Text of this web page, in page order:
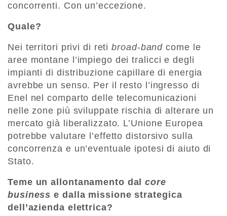
concorrenti. Con un’eccezione.
Quale?
Nei territori privi di retibroad-band come le
aree montane l’impiego dei tralicci e degli
impianti di distribuzione capillare di energia
avrebbe un senso. Per il resto l’ingresso di
Enel nel comparto delle telecomunicazioni
nelle zone più sviluppate rischia di alterare un
mercato già liberalizzato. L’Unione Europea
potrebbe valutare l’effetto distorsivo sulla
concorrenza e un’eventuale ipotesi di aiuto di
Stato.
Teme un allontanamento dalcore
business e dalla missione strategica
dell’azienda elettrica?